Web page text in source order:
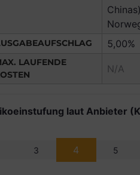
5,00%
LAUFENDE
N/A
laut Anbieter
3 4 5